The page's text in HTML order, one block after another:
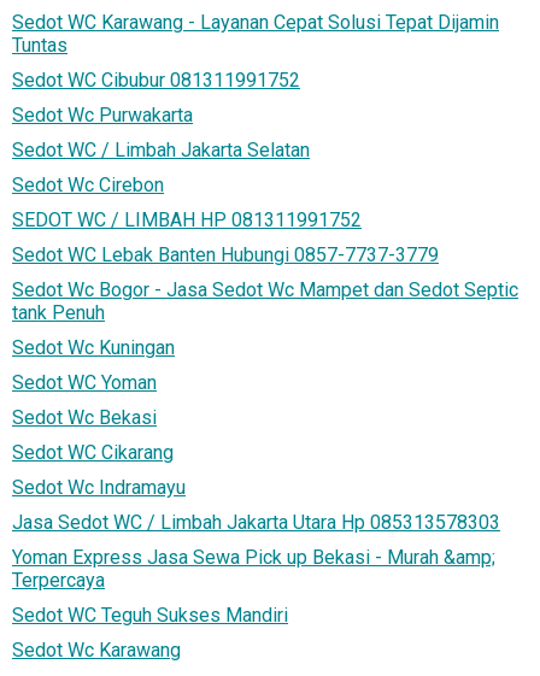
Sedot WC Karawang - Layanan Cepat Solusi Tepat Dijamin
Tuntas
Sedot WC Cibubur 081311991752
Sedot Wc Purwakarta
Sedot WC / Limbah Jakarta Selatan
Sedot Wc Cirebon
SEDOT WC / LIMBAH HP 081311991752
Sedot WC Lebak Banten Hubungi 0857-7737-3779
Sedot Wc Bogor - Jasa Sedot Wc Mampet dan Sedot Septic
tank Penuh
Sedot Wc Kuningan
Sedot WC Yoman
Sedot Wc Bekasi
Sedot WC Cikarang
Sedot Wc Indramayu
Jasa Sedot WC / Limbah Jakarta Utara Hp 085313578303
Yoman Express Jasa Sewa Pick up Bekasi - Murah &amp;
Terpercaya
Sedot WC Teguh Sukses Mandiri
Sedot Wc Karawang